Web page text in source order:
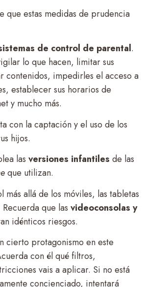
que estas medidas de prudencia
de control de parental.
lo que hacen, limitar sus
contenidos, impedirles el acceso a
establecer sus horarios de
y mucho más.
con la captación y el uso de los
hijos.
las versiones infantiles de las
que utilizan.
más allá de los móviles, las tabletas
que las videoconsolas y
idénticos riesgos.
cierto protagonismo en este
con él qué filtros,
vais a aplicar. Si no está
concienciado, intentará